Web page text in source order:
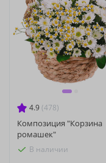
4.9 (478)
Композиция "Корзина
ромашек"
В наличии